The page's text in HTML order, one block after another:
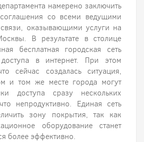
намерено заключить
со всеми ведущими
оказывающими услуги на
В результате в столице
бесплатная городская сеть
доступа в интернет. При этом
сейчас создалась ситуация,
и том же месте города могут
доступа сразу нескольких
непродуктивно. Единая сеть
зону покрытия, так как
оборудование станет
более эффективно.